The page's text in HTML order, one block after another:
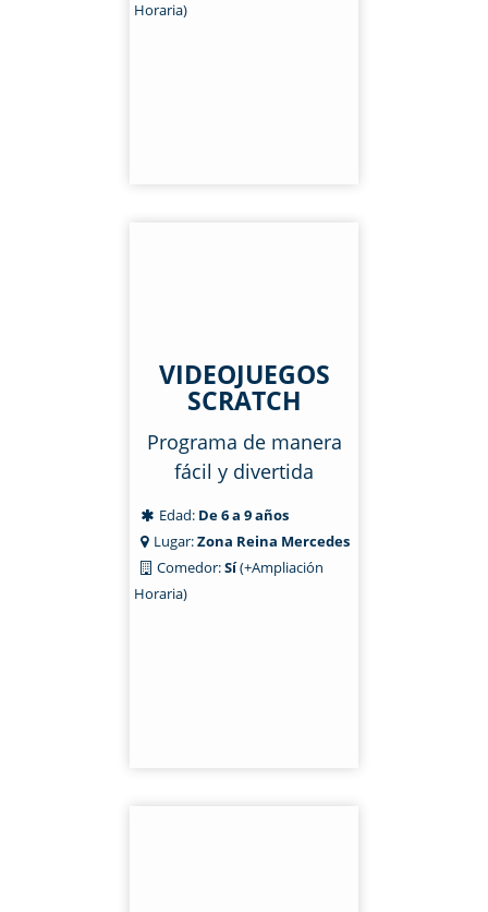
Horaria)
VIDEOJUEGOS
SCRATCH
Programa de manera
fácil y divertida
Edad: De 6 a 9 años
Lugar:Zona Reina Mercedes
Comedor:Sí(+Ampliación
Horaria)